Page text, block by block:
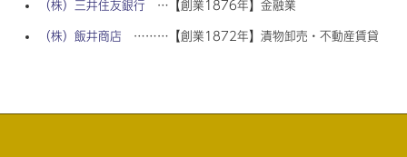
（株）三井住友銀行 …【創業1876年】金融業
（株）飯井商店 ………【創業1872年】漬物卸売・不動産賃貸